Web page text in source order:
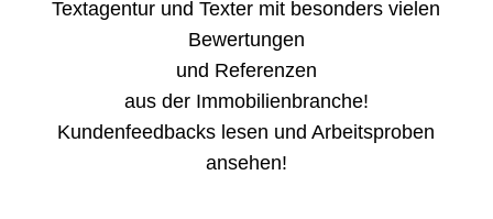
Textagentur und Texter mit besonders vielen
Bewertungen
und Referenzen
aus der Immobilienbranche!
Kundenfeedbacks lesen undArbeitsproben
ansehen!